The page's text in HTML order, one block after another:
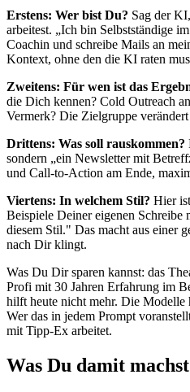
Erstens: Wer bist Du? Sag der
arbeitest. „Ich bin Selbstständige
Coachin und schreibe Mails an
Kontext, ohne den die KI raten
Zweitens: Für wen ist das
die Dich kennen? Cold Outreach
Vermerk? Die Zielgruppe
Drittens: Was soll rauskommen?
sondern „ein Newsletter mit
und Call-to-Action am Ende,
Viertens: In welchem Stil? Hier
Beispiele Deiner eigenen Schreibe
diesem Stil." Das macht aus einer
nach Dir klingt.
Was Du Dir sparen kannst: das
Profi mit 30 Jahren Erfahrung im
hilft heute nicht mehr. Die Modelle
Wer das in jedem Prompt
mit Tipp-Ex arbeitet.
Was Du damit machst